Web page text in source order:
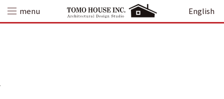
content
menu English